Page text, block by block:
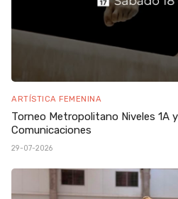
ARTÍSTICA FEMENINA
Torneo Metropolitano Niveles 1A
Comunicaciones
29-07-2026